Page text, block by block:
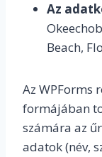
Az
Beach,
Az WPForms
formájában
számára az
adatok (név,